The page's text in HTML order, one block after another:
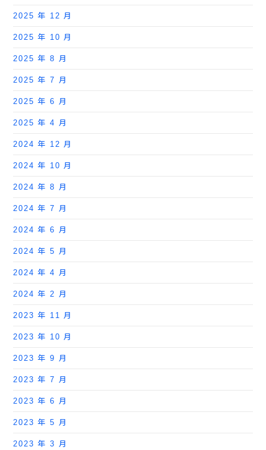
2025 年 12 月
2025 年 10 月
2025 年 8 月
2025 年 7 月
2025 年 6 月
2025 年 4 月
2024 年 12 月
2024 年 10 月
2024 年 8 月
2024 年 7 月
2024 年 6 月
2024 年 5 月
2024 年 4 月
2024 年 2 月
2023 年 11 月
2023 年 10 月
2023 年 9 月
2023 年 7 月
2023 年 6 月
2023 年 5 月
2023 年 3 月